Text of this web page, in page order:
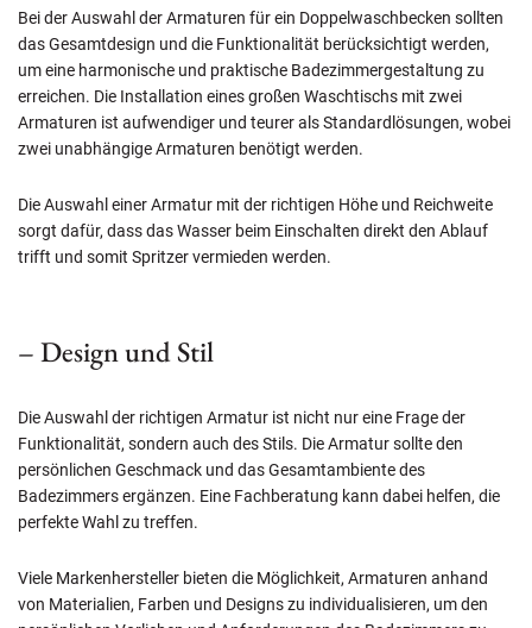
Bei der Auswahl der Armaturen für ein Doppelwaschbecken sollten
das Gesamtdesign und die Funktionalität berücksichtigt werden,
um eine harmonische und praktische Badezimmergestaltung zu
erreichen. Die Installation eines großen Waschtischs mit zwei
Armaturen ist aufwendiger und teurer als Standardlösungen, wobei
zwei unabhängige Armaturen benötigt werden.
Die Auswahl einer Armatur mit der richtigen Höhe und Reichweite
sorgt dafür, dass das Wasser beim Einschalten direkt den Ablauf
trifft und somit Spritzer vermieden werden.
– Design und Stil
Die Auswahl der richtigen Armatur ist nicht nur eine Frage der
Funktionalität, sondern auch des Stils. Die Armatur sollte den
persönlichen Geschmack und das Gesamtambiente des
Badezimmers ergänzen. Eine Fachberatung kann dabei helfen, die
perfekte Wahl zu treffen.
Viele Markenhersteller bieten die Möglichkeit, Armaturen anhand
von Materialien, Farben und Designs zu individualisieren, um den